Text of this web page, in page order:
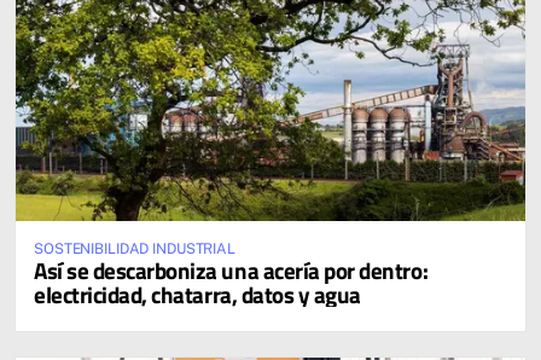
SOSTENIBILIDAD INDUSTRIAL
Así se descarboniza una acería por dentro:
electricidad, chatarra, datos y agua